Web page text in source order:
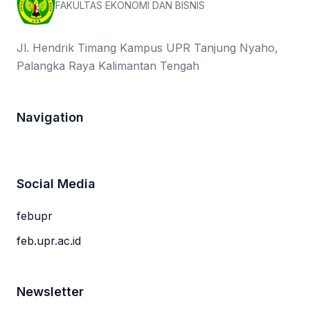
FAKULTAS EKONOMI DAN BISNIS
Jl. Hendrik Timang Kampus UPR Tanjung Nyaho,
Palangka Raya Kalimantan Tengah
Navigation
Social Media
febupr
feb.upr.ac.id
Newsletter